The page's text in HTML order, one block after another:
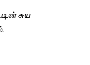
சுய